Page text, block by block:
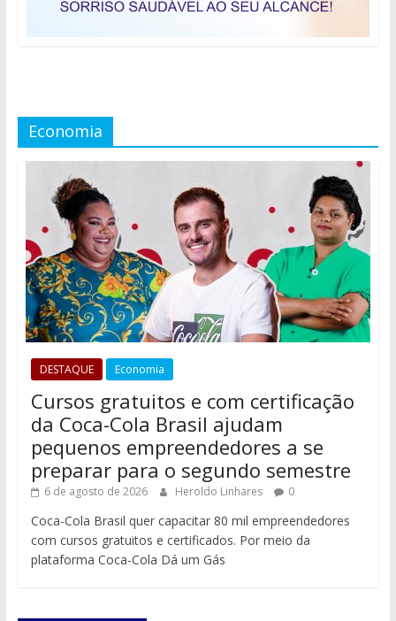
Economia
DESTAQUE Economia
Cursos gratuitos e com certificação
da Coca-Cola Brasil ajudam
pequenos empreendedores a se
preparar para o segundo semestre
6 de agosto de 2026 Heroldo Linhares 0
Coca-Cola Brasil quer capacitar 80 mil empreendedores
com cursos gratuitos e certificados. Por meio da
plataforma Coca-Cola Dá um Gás